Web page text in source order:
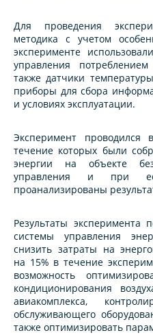
Для проведения
методика с учетом
эксперименте
управления
также датчики
приборы для сбора
и условиях эксплуатации.
Эксперимент
течение которых были
энергии на объекте
управления и при
проанализированы
Результаты эксперимента
системы управления
снизить затраты на
на 15% в течение
возможность
кондиционирования
авиакомплекса,
обслуживающего
также оптимизировать